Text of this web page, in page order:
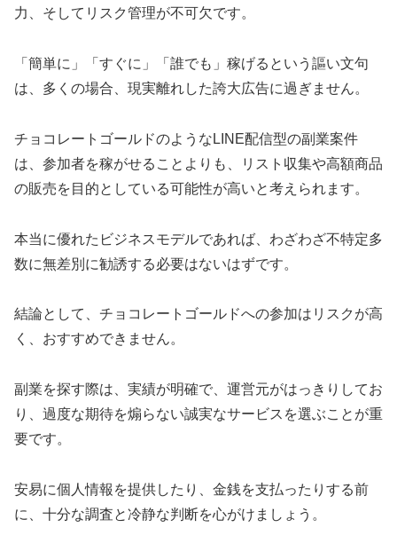
力、そしてリスク管理が不可欠です。
「簡単に」「すぐに」「誰でも」稼げるという謳い文句
は、多くの場合、現実離れした誇大広告に過ぎません。
チョコレートゴールドのようなLINE配信型の副業案件
は、参加者を稼がせることよりも、リスト収集や高額商品
の販売を目的としている可能性が高いと考えられます。
本当に優れたビジネスモデルであれば、わざわざ不特定多
数に無差別に勧誘する必要はないはずです。
結論として、チョコレートゴールドへの参加はリスクが高
く、おすすめできません。
副業を探す際は、実績が明確で、運営元がはっきりしてお
り、過度な期待を煽らない誠実なサービスを選ぶことが重
要です。
安易に個人情報を提供したり、金銭を支払ったりする前
に、十分な調査と冷静な判断を心がけましょう。